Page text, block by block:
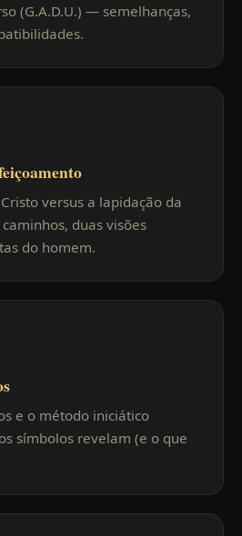
(G.A.D.U.) — semelhanças,
versus a lapidação da
duas visões
do homem.
e o método iniciático
símbolos revelam (e o que